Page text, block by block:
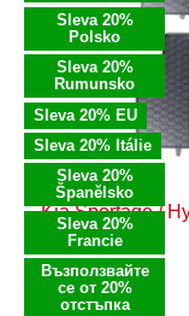
Sleva 20%
Polsko
Sleva 20%
Rumunsko
Sleva 20% EU
Sleva 20% Itálie
Sleva 20%
Španělsko
Sleva 20%
Francie
Възползвайте
се от 20%
отстъпка
Kia Sportage /